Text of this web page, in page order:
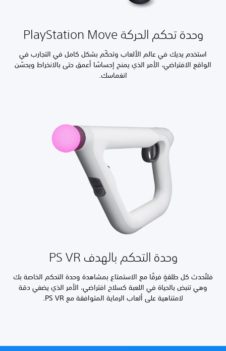
وحدة تحكم الحركة PlayStation Move
استخدم يديك في عالم الألعاب وتحكّم بشكل كامل في التجارب في
الواقع الافتراضي، الأمر الذي يمنح إحساسًا أعمق حتى بالانخراط ويحسّن
انغماسك.
وحدة التحكم بالهدف PS VR
فلتُحدث كل طلقةٍ فرقًا مع الاستمتاع بمشاهدة وحدة التحكم الخاصة بك
وهي تنبض بالحياة في اللعبة كسلاح افتراضي، الأمر الذي يضفي دقة
لامتناهية على ألعاب الرماية المتوافقة مع PS VR.